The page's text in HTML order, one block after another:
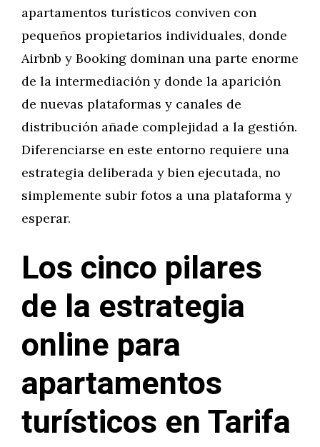
apartamentos turísticos conviven con
pequeños propietarios individuales, donde
Airbnb y Booking dominan una parte enorme
de la intermediación y donde la aparición
de nuevas plataformas y canales de
distribución añade complejidad a la gestión.
Diferenciarse en este entorno requiere una
estrategia deliberada y bien ejecutada, no
simplemente subir fotos a una plataforma y
esperar.
Los cinco pilares
de la estrategia
online para
apartamentos
turísticos en Tarifa